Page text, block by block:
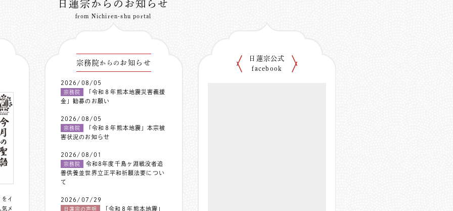
日蓮宗からのお知らせ
from Nichiren-shu portal
イ
メ
宗務院からの お知らせ
2026/08/05
宗務院
「令和８年熊本地震災害義援
金」勧募のお願い
2026/08/05
宗務院
「令和８年熊本地震」本宗被
害状況のお知らせ
2026/08/01
宗務院
令和8年度千鳥ヶ淵戦没者追
善供養並世界立正平和祈願法要につい
て
2026/07/29
日蓮宗の声明 「令和８年熊本地震」
日蓮宗公式
facebook